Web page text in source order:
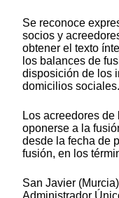
Se reconoce
socios y
obtener el texto
los balances de
disposición de los
domicilios sociales.
Los acreedores
oponerse a la
desde la fecha de
fusión, en los
San Javier
Administrador